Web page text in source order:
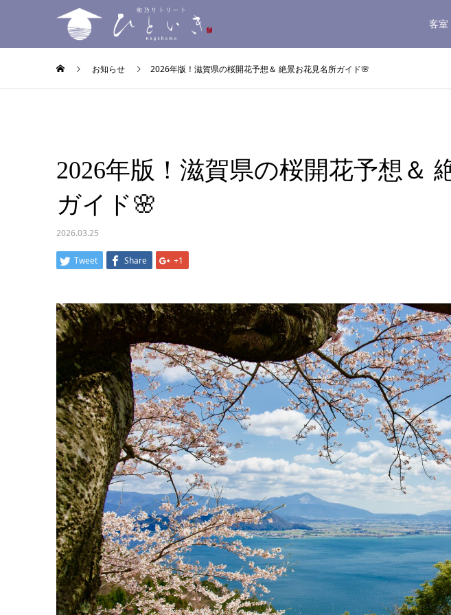
客室
お知らせ 2026年版！滋賀県の桜開花予想＆ 絶景お花見名所ガイド🌸
2026年版！滋賀県の桜開花予想＆
ガイド🌸
2026.03.25
Tweet Share +1